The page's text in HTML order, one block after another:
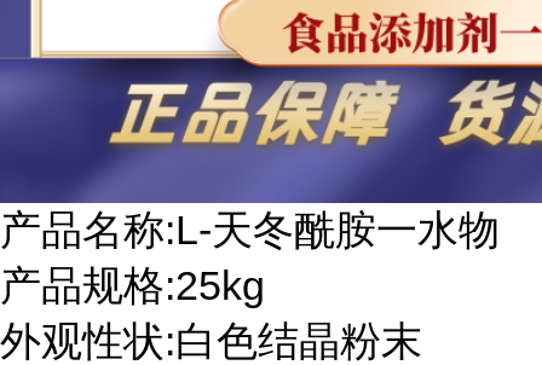
产品名称:L-天冬酰胺一水物
产品规格:25kg
外观性状:白色结晶粉末